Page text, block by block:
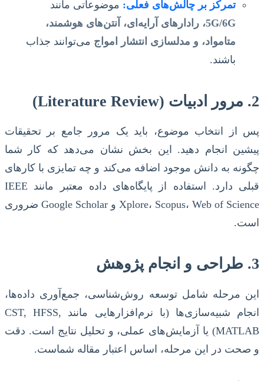
تمرکز بر چالش‌های فعلی: موضوعاتی مانند
5G/6G، رادارهای آرایه‌ای، آنتن‌های هوشمند،
متا‌مواد، و مدلسازی انتشار امواج می‌توانند جذاب
باشند.
2. مرور ادبیات (Literature Review)
پس از انتخاب موضوع، باید یک مرور جامع بر تحقیقات
پیشین انجام دهید. این بخش نشان می‌دهد که کار شما
چگونه به دانش موجود اضافه می‌کند و چه تمایزی با کارهای
قبلی دارد. استفاده از پایگاه‌های داده معتبر مانند IEEE
Xplore، Scopus، Web of Science و Google Scholar ضروری
است.
3. طراحی و انجام پژوهش
این مرحله شامل توسعه روش‌شناسی، جمع‌آوری داده‌ها،
انجام شبیه‌سازی‌ها (با نرم‌افزارهایی مانند CST, HFSS,
MATLAB) یا آزمایش‌های عملی، و تحلیل نتایج است. دقت
و صحت در این مرحله، اساس اعتبار مقاله شماست.